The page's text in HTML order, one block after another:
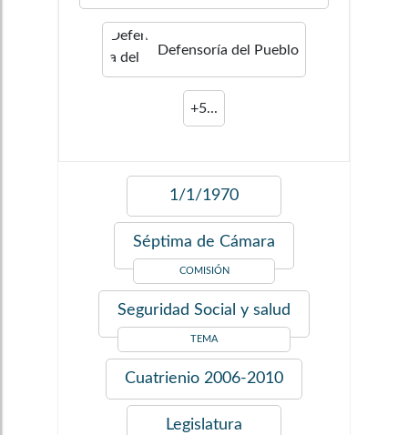
Defensorí­a del Pueblo
+5...
1/1/1970
Séptima de Cámara
COMISIÓN
Seguridad Social y salud
TEMA
Cuatrienio 2006-2010
Legislatura